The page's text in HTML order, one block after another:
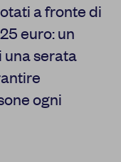
a fronte di
euro: un
serata
ogni